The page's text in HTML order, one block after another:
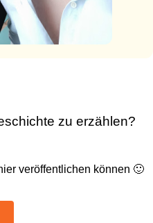
zu erzählen?
veröffentlichen können 🙂